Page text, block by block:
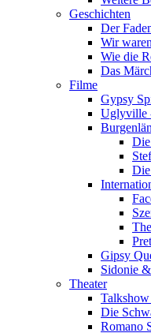
Geschichten
Der
Wir
Wie die
Das
Filme
Gypsy
Uglyville
Gipsy
Sidonie
Theater
Die
Romano